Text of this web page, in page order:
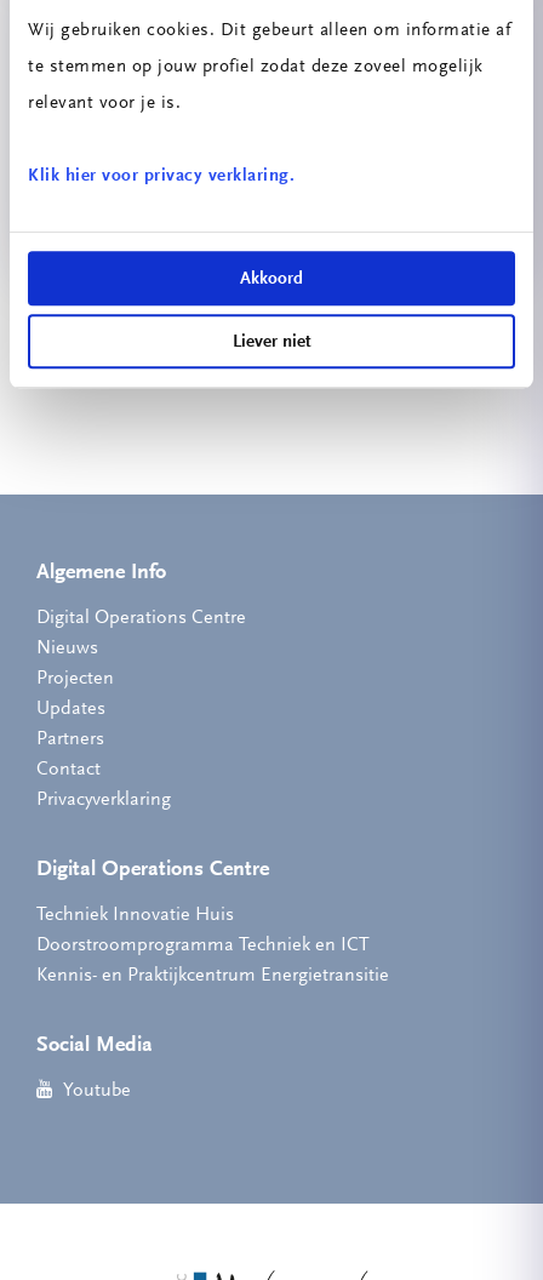
Wij gebruiken cookies. Dit gebeurt alleen om informatie af
te stemmen op jouw profiel zodat deze zoveel mogelijk
relevant voor je is.
Klik hier voor privacy verklaring.
Akkoord
Liever niet
Festo x ITEM: Het Pinball Project
Bekijk meer projecten
Algemene Info
Digital Operations Centre
Nieuws
Projecten
Updates
Partners
Contact
Privacyverklaring
Digital Operations Centre
Techniek Innovatie Huis
Doorstroomprogramma Techniek en ICT
Kennis- en Praktijkcentrum Energietransitie
Social Media
Youtube